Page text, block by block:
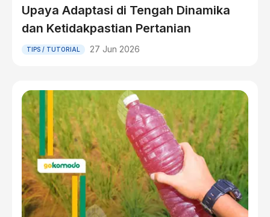
Upaya Adaptasi di Tengah Dinamika
dan Ketidakpastian Pertanian
TIPS / TUTORIAL 27 Jun 2026